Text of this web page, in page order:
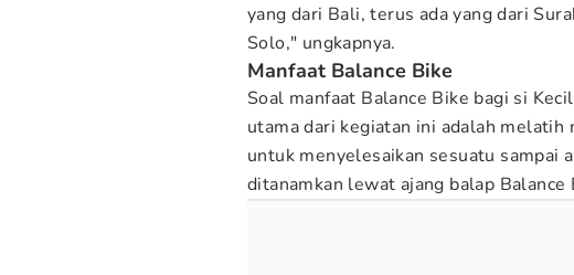
yang dari Bali, terus ada yang dari
Solo," ungkapnya.
Manfaat Balance Bike
Soal manfaat Balance Bike bagi si
utama dari kegiatan ini adalah
untuk menyelesaikan sesuatu sampai
ditanamkan lewat ajang balap Balance